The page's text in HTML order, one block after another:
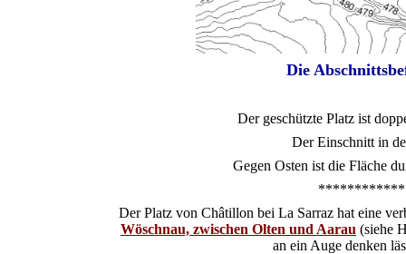
Die
Der geschützte Platz ist
Der Einschnitt in
Gegen Osten ist die Fläche
Der Platz von Châtillon bei La Sarraz hat eine
Wöschnau, zwischen Olten und Aarau (siehe
an ein Auge denken